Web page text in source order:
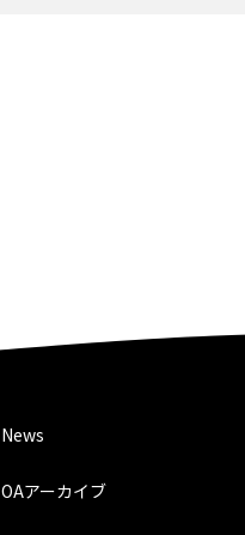
News
OAアーカイブ